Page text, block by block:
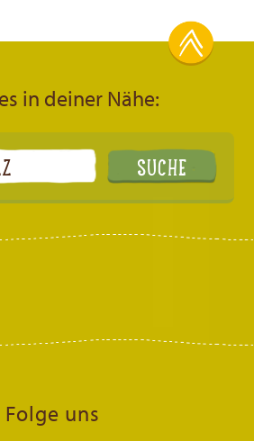
in deiner Nähe:
Folge uns